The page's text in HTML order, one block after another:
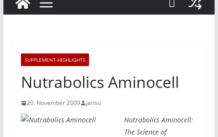
SUPPLEMENT-HIGHLIGHTS
Nutrabolics Aminocell
20. November 2009 jansu
Nutrabolics Aminocell:
The Science of